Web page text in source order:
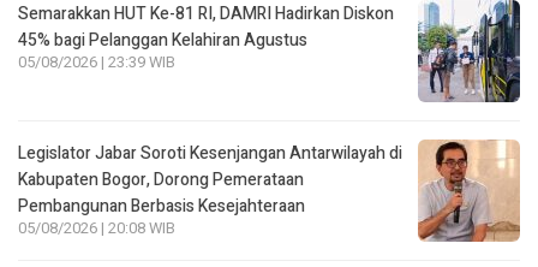
Semarakkan HUT Ke-81 RI, DAMRI Hadirkan Diskon
45% bagi Pelanggan Kelahiran Agustus
05/08/2026 | 23:39 WIB
Legislator Jabar Soroti Kesenjangan Antarwilayah di
Kabupaten Bogor, Dorong Pemerataan
Pembangunan Berbasis Kesejahteraan
05/08/2026 | 20:08 WIB